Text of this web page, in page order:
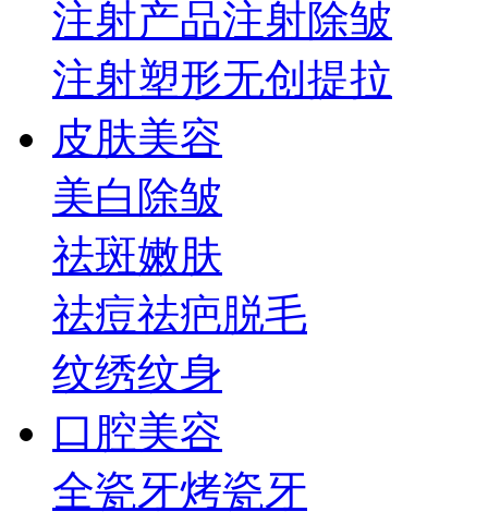
注射产品注射除皱
注射塑形无创提拉
皮肤美容
美白 除皱
祛斑嫩肤
祛痘祛疤脱毛
纹绣纹身
口腔美容
全瓷牙烤瓷牙